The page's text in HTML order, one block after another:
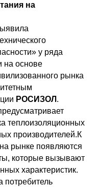
на
у ряда
на основе
рынка
РОСИЗОЛ .
теплоизоляционных
производителей.К
рынке появляются
которые вызывают
характеристик.
потребитель